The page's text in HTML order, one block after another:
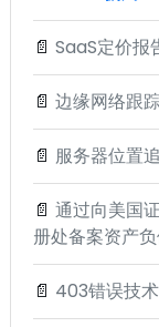
📄 SaaS定价报
📄 边缘网络跟
📄 服务器位置
📄 通过向美国
册处备案资产
📄 403错误技术